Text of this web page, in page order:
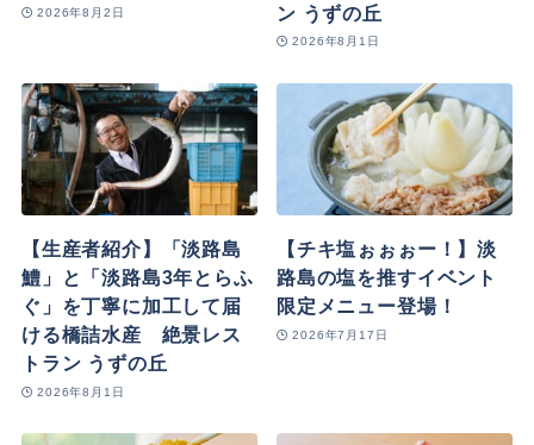
2026年8月2日
ン うずの丘
2026年8月1日
【生産者紹介】「淡路島
鱧」と「淡路島3年とらふ
ぐ」を丁寧に加工して届
ける橋詰水産 絶景レス
トラン うずの丘
2026年8月1日
【チキ塩ぉぉぉー！】淡
路島の塩を推すイベント
限定メニュー登場！
2026年7月17日